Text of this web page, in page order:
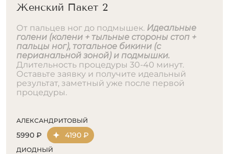
Женский Пакет 2
От пальцев ног до подмышек. Идеальные
голени (колени + тыльные стороны стоп +
пальцы ног), тотальное бикини (с
перианальной зоной) и подмышки.
Длительность процедуры 30-40 минут.
Оставьте заявку и получите идеальный
результат, заметный уже после первой
процедуры.
АЛЕКСАНДРИТОВЫЙ
5990 ₽ 4190 ₽
ДИОДНЫЙ